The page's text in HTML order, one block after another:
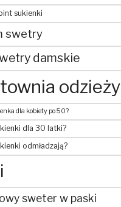
sukienki
swetry
damskie
odzieży
dla kobiety po 50?
dla 30 latki?
odmładzają?
sweter w paski